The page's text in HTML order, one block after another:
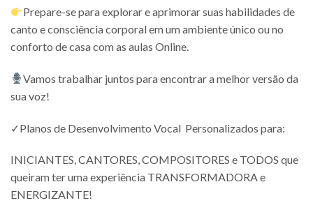
Prepare-se para explorar e aprimorar suas habilidades de
canto e consciência corporal em um ambiente único ou no
conforto de casa com as aulas Online.
Vamos trabalhar juntos para encontrar a melhor versão da
sua voz!
✓Planos de Desenvolvimento Vocal Personalizados para:
INICIANTES, CANTORES, COMPOSITORES e TODOS que
queiram ter uma experiência TRANSFORMADORA e
ENERGIZANTE!